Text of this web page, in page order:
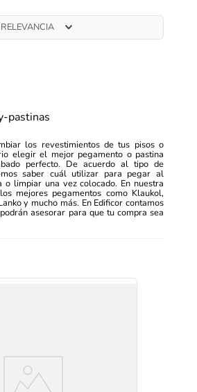
RELEVANCIA
los revestimientos de tus pisos o
elegir el mejor pegamento o pastina
perfecto. De acuerdo al tipo de
saber cuál utilizar para pegar al
o limpiar una vez colocado. En nuestra
mejores pegamentos como Klaukol,
y mucho más. En Edificor contamos
asesorar para que tu compra sea